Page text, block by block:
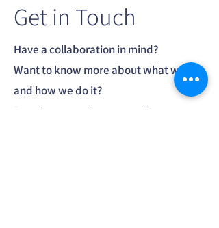
Get in Touch
Have a collaboration in mind?
Want to know more about what we do
and how we do it?
Reach out, send us an email!